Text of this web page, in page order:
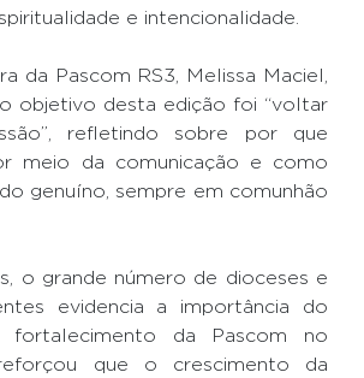
e intencionalidade.
da Pascom RS3, Melissa Maciel,
objetivo desta edição foi “voltar
refletindo sobre por que
meio da comunicação e como
genuíno, sempre em comunhão
o grande número de dioceses e
evidencia a importância do
da Pascom no
que o crescimento da